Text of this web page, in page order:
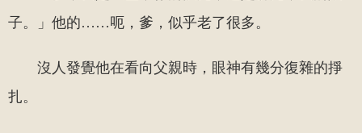
子。」他的……呃，爹，似乎老了很多。
沒人發覺他在看向父親時，眼神有幾分復雜的掙
扎。